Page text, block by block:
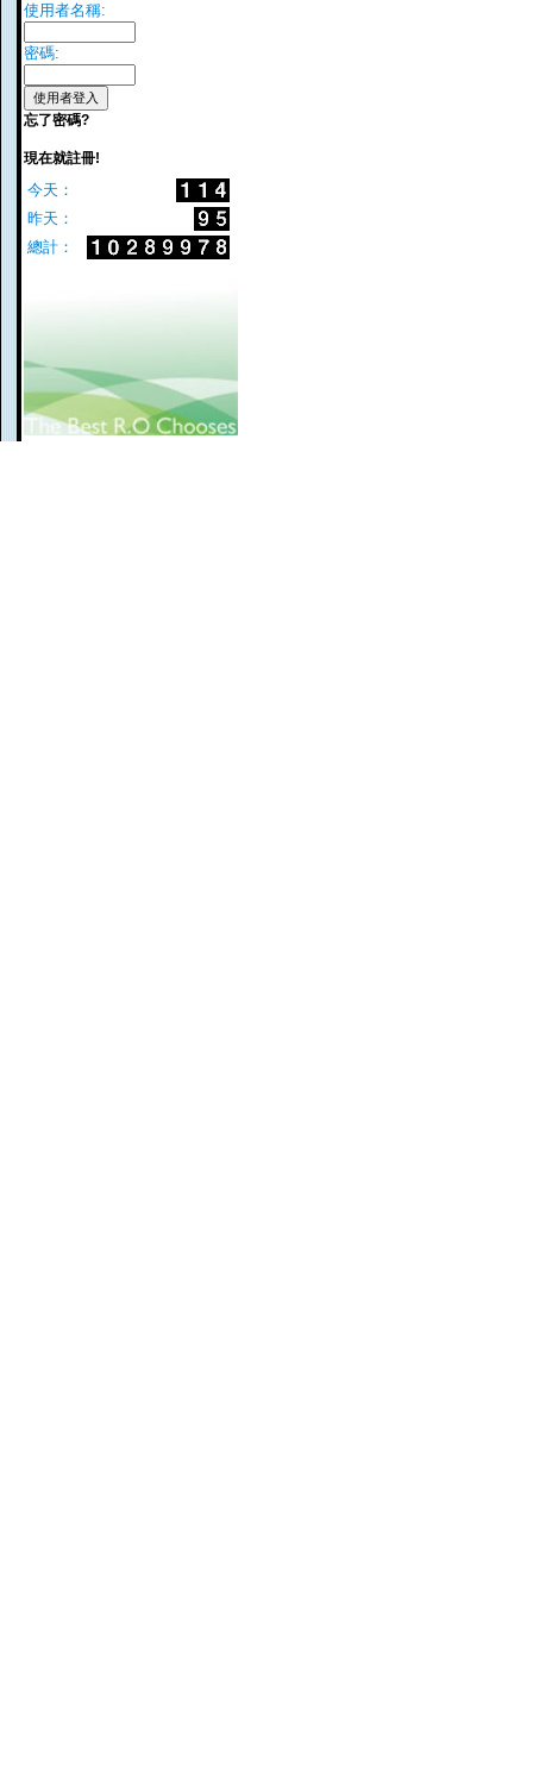
使用者名稱:
密碼:
忘了密碼?
現在就註冊!
今天：
昨天：
總計：